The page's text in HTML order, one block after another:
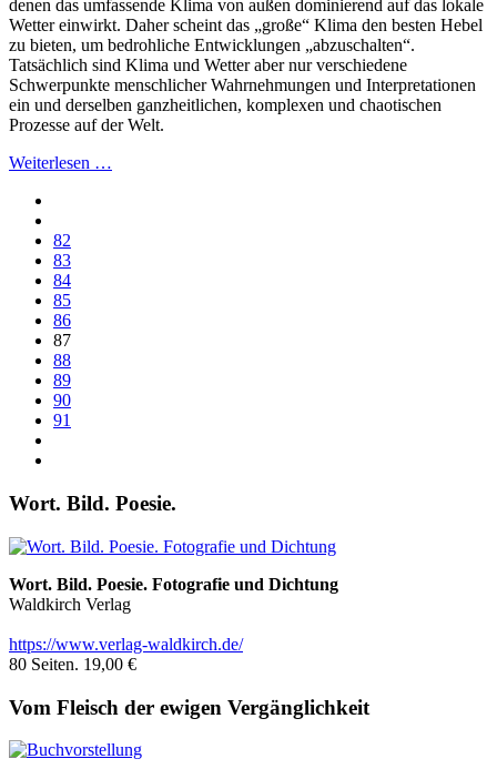
denen das umfassende Klima von außen dominierend auf das lokale
Wetter einwirkt. Daher scheint das „große“ Klima den besten Hebel
zu bieten, um bedrohliche Entwicklungen „abzuschalten“.
Tatsächlich sind Klima und Wetter aber nur verschiedene
Schwerpunkte menschlicher Wahrnehmungen und Interpretationen
ein und derselben ganzheitlichen, komplexen und chaotischen
Prozesse auf der Welt.
Weiterlesen …
82
83
84
85
86
87
88
89
90
91
Wort. Bild. Poesie.
Wort. Bild. Poesie. Fotografie und Dichtung
Waldkirch Verlag
https://www.verlag-waldkirch.de/
80 Seiten. 19,00 €
Vom Fleisch der ewigen Vergänglichkeit